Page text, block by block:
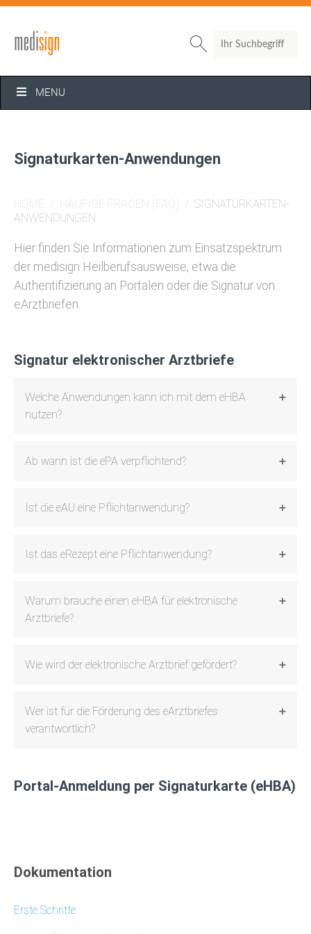
 Search
MENU
Signaturkarten-Anwendungen
HOME HÄUFIGE FRAGEN (FAQ)
SIGNATURKARTEN-
ANWENDUNGEN
Hier finden Sie Informationen zum Einsatzspektrum
der medisign Heilberufsausweise, etwa die
Authentifizierung an Portalen oder die Signatur von
eArztbriefen.
Signatur elektronischer Arztbriefe
Welche Anwendungen kann ich mit dem eHBA
nutzen?
Ab wann ist die ePA verpflichtend?
Ist die eAU eine Pflichtanwendung?
Ist das eRezept eine Pflichtanwendung?
Warum brauche einen eHBA für elektronische
Arztbriefe?
Wie wird der elektronische Arztbrief gefördert?
Wer ist für die Förderung des eArztbriefes
verantwortlich?
Portal-Anmeldung per Signaturkarte (eHBA)
Dokumentation
Erste Schritte